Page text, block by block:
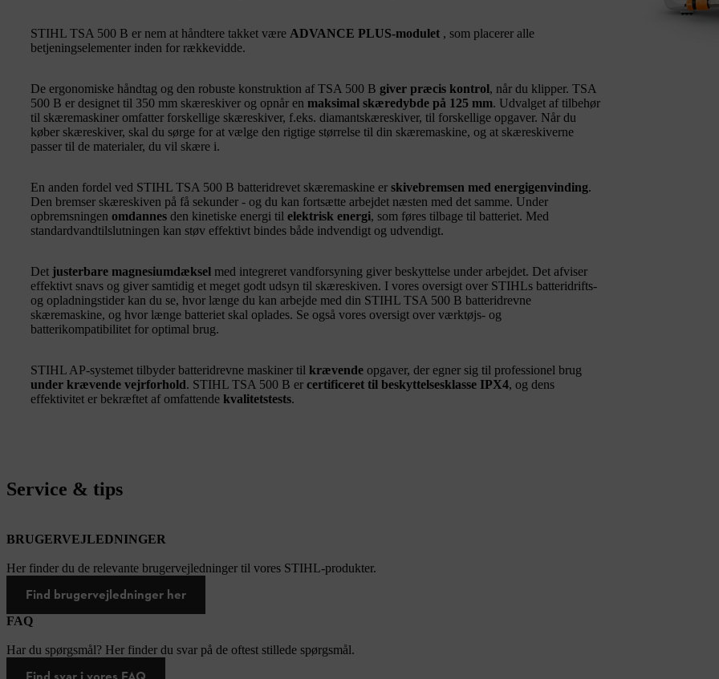
STIHL TSA 500 B er nem at håndtere takket være ADVANCE PLUS-modulet , som placerer alle
betjeningselementer inden for rækkevidde.
De ergonomiske håndtag og den robuste konstruktion af TSA 500 B giver præcis kontrol, når du klipper. TSA
500 B er designet til 350 mm skæreskiver og opnår en maksimal skæredybde på 125 mm. Udvalget af tilbehør
til skæremaskiner omfatter forskellige skæreskiver, f.eks. diamantskæreskiver, til forskellige opgaver. Når du
køber skæreskiver, skal du sørge for at vælge den rigtige størrelse til din skæremaskine, og at skæreskiverne
passer til de materialer, du vil skære i.
En anden fordel ved STIHL TSA 500 B batteridrevet skæremaskine er skivebremsen med energigenvinding.
Den bremser skæreskiven på få sekunder - og du kan fortsætte arbejdet næsten med det samme. Under
opbremsningen omdannes den kinetiske energi til elektrisk energi, som føres tilbage til batteriet. Med
standardvandtilslutningen kan støv effektivt bindes både indvendigt og udvendigt.
Det justerbare magnesiumdæksel med integreret vandforsyning giver beskyttelse under arbejdet. Det afviser
effektivt snavs og giver samtidig et meget godt udsyn til skæreskiven. I vores oversigt over STIHLs batteridrifts-
og opladningstider kan du se, hvor længe du kan arbejde med din STIHL TSA 500 B batteridrevne
skæremaskine, og hvor længe batteriet skal oplades. Se også vores oversigt over værktøjs- og
batterikompatibilitet for optimal brug.
STIHL AP-systemet tilbyder batteridrevne maskiner til krævende opgaver, der egner sig til professionel brug
under krævende vejrforhold. STIHL TSA 500 B er certificeret til beskyttelsesklasse IPX4, og dens
effektivitet er bekræftet af omfattende kvalitetstests.
Service & tips
BRUGERVEJLEDNINGER
Her finder du de relevante brugervejledninger til vores STIHL-produkter.
Find brugervejledninger her
FAQ
Har du spørgsmål? Her finder du svar på de oftest stillede spørgsmål.
Find svar i vores FAQ